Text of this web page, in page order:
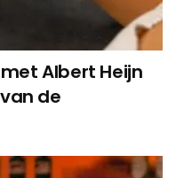
Albert Heijn
de